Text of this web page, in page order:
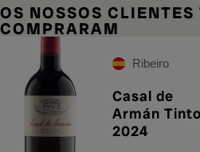
OS NOSSOS
COMPRARAM
Ribeiro
Casal de
Armán Tinto
2024